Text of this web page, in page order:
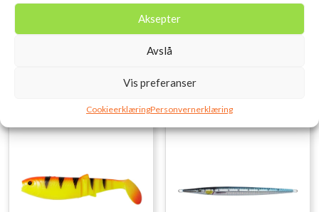
Aksepter
Avslå
Vis preferanser
CookieerklæringPersonvernerklæring
kr10,00